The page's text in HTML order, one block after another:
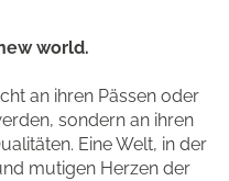
world.
an ihren Pässen oder
sondern an ihren
Eine Welt, in der
mutigen Herzen der